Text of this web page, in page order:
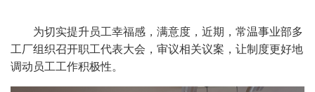
为切实提升员工幸福感，满意度，近期，常温事业部多
工厂组织召开职工代表大会，审议相关议案，让制度更好地
调动员工工作积极性。